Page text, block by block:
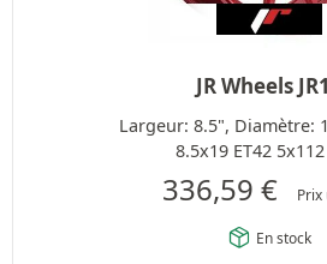
JR Wheels
Largeur: 8.5", Diamètre:
8.5x19 ET42
336,59 €
En stock